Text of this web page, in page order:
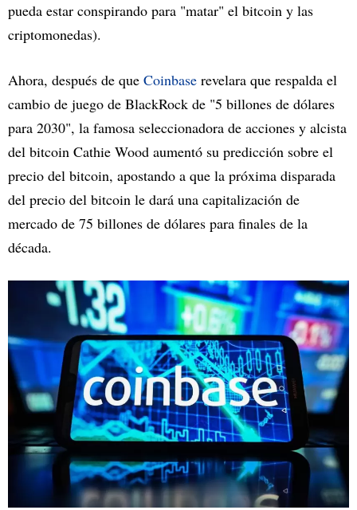
pueda estar conspirando para "matar" el bitcoin y las
criptomonedas).
Ahora, después de que Coinbase revelara que respalda el
cambio de juego de BlackRock de "5 billones de dólares
para 2030", la famosa seleccionadora de acciones y alcista
del bitcoin Cathie Wood aumentó su predicción sobre el
precio del bitcoin, apostando a que la próxima disparada
del precio del bitcoin le dará una capitalización de
mercado de 75 billones de dólares para finales de la
década.